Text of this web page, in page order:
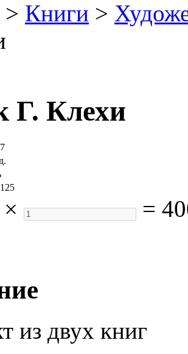
> Книги >
Г. Клехи
× =
из двух книг